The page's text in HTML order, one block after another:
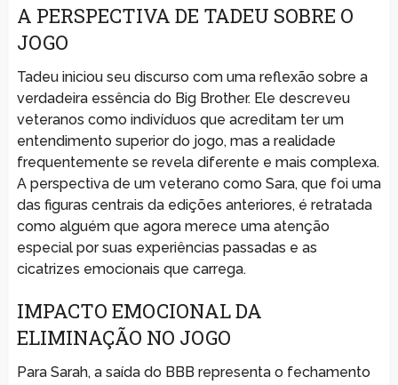
A PERSPECTIVA DE TADEU SOBRE O
JOGO
Tadeu iniciou seu discurso com uma reflexão sobre a
verdadeira essência do Big Brother. Ele descreveu
veteranos como indivíduos que acreditam ter um
entendimento superior do jogo, mas a realidade
frequentemente se revela diferente e mais complexa.
A perspectiva de um veterano como Sara, que foi uma
das figuras centrais da edições anteriores, é retratada
como alguém que agora merece uma atenção
especial por suas experiências passadas e as
cicatrizes emocionais que carrega.
IMPACTO EMOCIONAL DA
ELIMINAÇÃO NO JOGO
Para Sarah, a saída do BBB representa o fechamento